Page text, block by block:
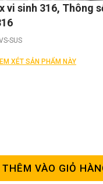
vi sinh 316, Thông
SUS
XÉT SẢN PHẨM NÀY
THÊM VÀO GIỎ